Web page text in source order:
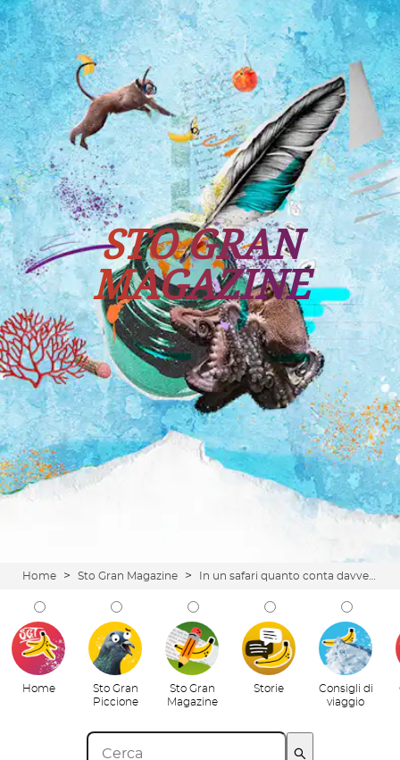
Tutti i viaggi Prossime partenze
STO GRAN
MAGAZINE
Home > Sto Gran Magazine >
Home
Sto Gran
Piccione
Sto Gran
Magazine
Storie
Consigli di
viaggio